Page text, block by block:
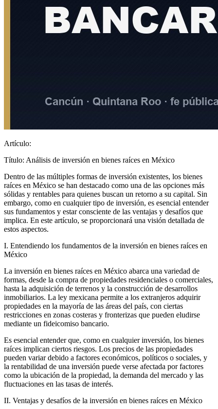
Artículo:
Título: Análisis de inversión en bienes raíces en México
Dentro de las múltiples formas de inversión existentes, los bienes
raíces en México se han destacado como una de las opciones más
sólidas y rentables para quienes buscan un retorno a su capital. Sin
embargo, como en cualquier tipo de inversión, es esencial entender
sus fundamentos y estar consciente de las ventajas y desafíos que
implica. En este artículo, se proporcionará una visión detallada de
estos aspectos.
I. Entendiendo los fundamentos de la inversión en bienes raíces en
México
La inversión en bienes raíces en México abarca una variedad de
formas, desde la compra de propiedades residenciales o comerciales,
hasta la adquisición de terrenos y la construcción de desarrollos
inmobiliarios. La ley mexicana permite a los extranjeros adquirir
propiedades en la mayoría de las áreas del país, con ciertas
restricciones en zonas costeras y fronterizas que pueden eludirse
mediante un fideicomiso bancario.
Es esencial entender que, como en cualquier inversión, los bienes
raíces implican ciertos riesgos. Los precios de las propiedades
pueden variar debido a factores económicos, políticos o sociales, y
la rentabilidad de una inversión puede verse afectada por factores
como la ubicación de la propiedad, la demanda del mercado y las
fluctuaciones en las tasas de interés.
II. Ventajas y desafíos de la inversión en bienes raíces en México